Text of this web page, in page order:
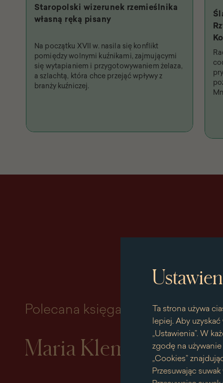
Ta strona używa
lepiej. Aby
„Ustawienia”. W
zgodę na
„Cookies”
Przesuwając
Staropolski wizerunek rzemieślnika
własną ręką pisany
Na początku XVII w. nasila się konflikt
pomiędzy wolnymi kuźnikami, zajmującymi
się wytapianiem i przygotowywaniem żelaza,
a szlachtą, która chce przejąć wpływy z
branży kuźniczej.
Polecana księga miesiąca
Maria Klementyna